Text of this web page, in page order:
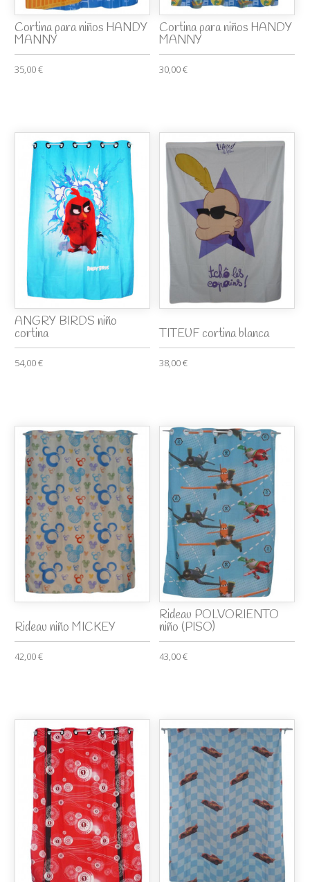
Cortina para niños HANDY
MANNY
35,00 €
Cortina para niños HANDY
MANNY
30,00 €
ANGRY BIRDS niño
cortina
54,00 €
TITEUF cortina blanca
38,00 €
Rideau niño MICKEY
42,00 €
Rideau POLVORIENTO
niño (PISO)
43,00 €